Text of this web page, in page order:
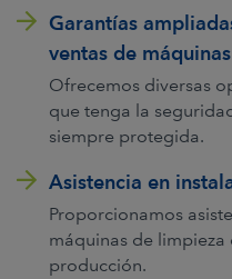
Garantías
ventas de
Ofrecemos diversas
que tenga la
siempre protegida.
Asistencia en
Proporcionamos
máquinas de
producción.